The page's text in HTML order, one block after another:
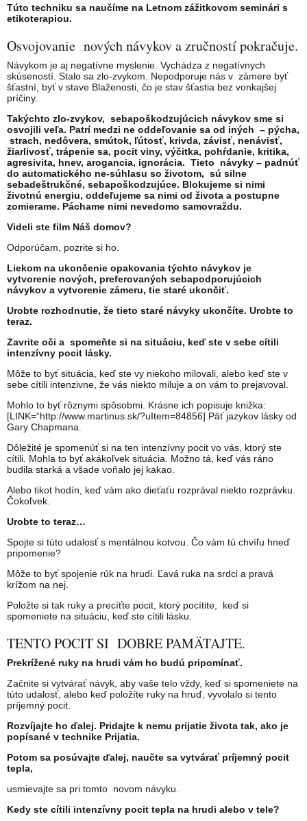
Túto techniku sa naučíme na Letnom zážitkovom seminári s
etikoterapiou.
Osvojovanie nových návykov a zručností pokračuje.
Návykom je aj negatívne myslenie. Vychádza z negatívnych
skúseností. Stalo sa zlo-zvykom. Nepodporuje nás v zámere byť
šťastní, byť v stave Blaženosti, čo je stav šťastia bez vonkajšej
príčiny.
Takýchto zlo-zvykov, sebapoškodzujúcich návykov sme si
osvojili veľa. Patrí medzi ne oddeľovanie sa od iných – pýcha,
strach, nedôvera, smútok, ľútosť, krivda, závisť, nenávisť,
žiarlivosť, trápenie sa, pocit viny, výčitka, pohŕdanie, kritika,
agresivita, hnev, arogancia, ignorácia. Tieto návyky – padnúť
do automatického ne-súhlasu so životom, sú silne
sebadeštrukčné, sebapoškodzujúce. Blokujeme si nimi
životnú energiu, oddeľujeme sa nimi od života a postupne
zomierame. Páchame nimi nevedomo samovraždu.
Videli ste film Náš domov?
Odporúčam, pozrite si ho.
Liekom na ukončenie opakovania týchto návykov je
vytvorenie nových, preferovaných sebapodporujúcich
návykov a vytvorenie zámeru, tie staré ukončiť.
Urobte rozhodnutie, že tieto staré návyky ukončíte. Urobte to
teraz.
Zavrite oči a spomeňte si na situáciu, keď ste v sebe cítili
intenzívny pocit lásky.
Môže to byť situácia, keď ste vy niekoho milovali, alebo keď ste v
sebe cítili intenzivne, že vás niekto miluje a on vám to prejavoval.
Mohlo to byť rôznymi spôsobmi. Krásne ich popisuje knižka:
[LINK=“http://www.martinus.sk/?uItem=84856] Päť jazykov lásky od
Gary Chapmana.
Dôležité je spomenúť si na ten intenzívny pocit vo vás, ktorý ste
cítili. Mohla to byť akákoľvek situácia. Možno tá, keď vás ráno
budila starká a všade voňalo jej kakao.
Alebo tikot hodín, keď vám ako dieťaťu rozprával niekto rozprávku.
Čokoľvek.
Urobte to teraz…
Spojte si túto udalosť s mentálnou kotvou. Čo vám tú chvíľu hneď
pripomenie?
Môže to byť spojenie rúk na hrudi. Ľavá ruka na srdci a pravá
krížom na nej.
Položte si tak ruky a precíťte pocit, ktorý pocítite, keď si
spomeniete na situáciu, keď ste cítili lásku.
TENTO POCIT SI DOBRE PAMÄTAJTE.
Prekrížené ruky na hrudi vám ho budú pripomínať.
Začnite si vytvárať návyk, aby vaše telo vždy, keď si spomeniete na
túto udalosť, alebo keď položíte ruky na hruď, vyvolalo si tento
príjemný pocit.
Rozvíjajte ho ďalej. Pridajte k nemu prijatie života tak, ako je
popísané v technike Prijatia.
Potom sa posúvajte ďalej, naučte sa vytvárať príjemný pocit
tepla,
usmievajte sa pri tomto novom návyku.
Kedy ste cítili intenzívny pocit tepla na hrudi alebo v tele?